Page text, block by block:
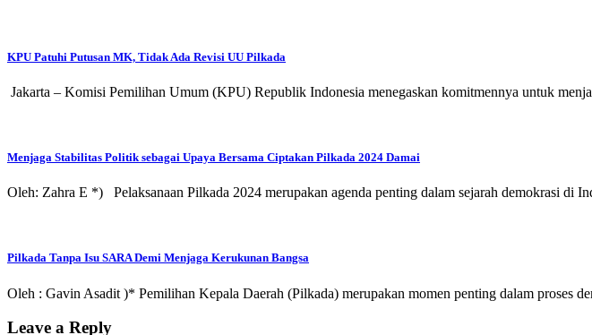
KPU Patuhi Putusan MK, Tidak Ada Revisi UU Pilkada
Jakarta – Komisi Pemilihan Umum (KPU) Republik Indonesia menegaskan komitmennya untuk
Menjaga Stabilitas Politik sebagai Upaya Bersama Ciptakan Pilkada 2024 Damai
Oleh: Zahra E *) Pelaksanaan Pilkada 2024 merupakan agenda penting dalam sejarah demokrasi di
Pilkada Tanpa Isu SARA Demi Menjaga Kerukunan Bangsa
Oleh : Gavin Asadit )* Pemilihan Kepala Daerah (Pilkada) merupakan momen penting dalam proses
Leave a Reply